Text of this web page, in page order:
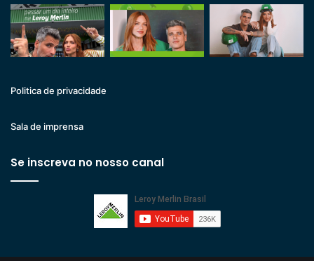
Politica de privacidade
Sala de imprensa
Se inscreva no nosso canal